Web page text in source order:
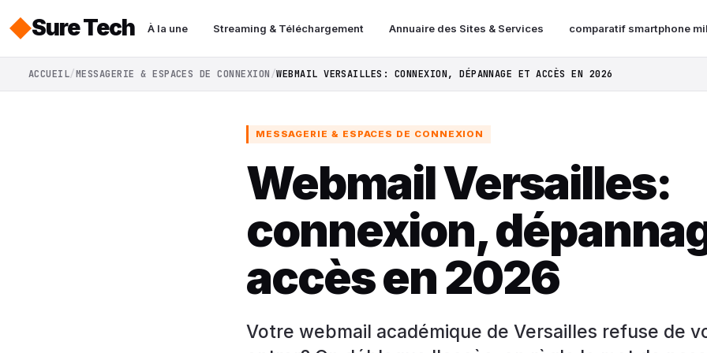
Sure Tech À la une Streaming & Téléchargement Annuaire des Sites & Services comparatif smartphone
ACCUEIL MESSAGERIE & ESPACES DE CONNEXION WEBMAIL VERSAILLES: CONNEXION, DÉPANNAGE ET ACCÈS EN 2026
MESSAGERIE & ESPACES DE CONNEXION
Webmail Versailles:
connexion,
accès en 2026
Votre webmail académique de Versailles refuse de